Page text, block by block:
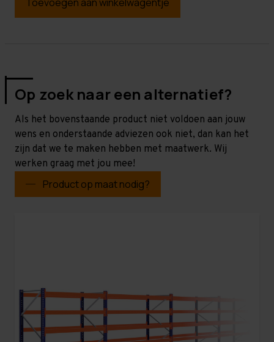
Op zoek naar een alternatief?
Als het bovenstaande product niet voldoen aan jouw
wens en onderstaande adviezen ook niet, dan kan het
zijn dat we te maken hebben met maatwerk. Wij
werken graag met jou mee!
Product op maat nodig?